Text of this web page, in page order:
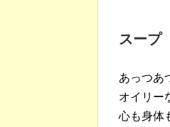
スープ
あっつあ
オイリー
心も身体